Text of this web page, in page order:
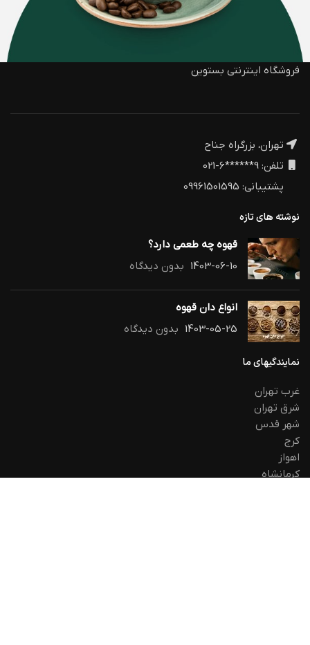
فروشگاه اینترنتی بستوین
تهران، بزرگراه جناح
تلفن: 9******6-021
پشتیبانی: 09961501595
نوشته های تازه
قهوه چه طعمی دارد؟
1403-06-10 بدون دیدگاه
انواع دان قهوه
1403-05-25 بدون دیدگاه
نمایندگیهای ما
غرب تهران
شرق تهران
شهر قدس
کرج
اهواز
کرمانشاه